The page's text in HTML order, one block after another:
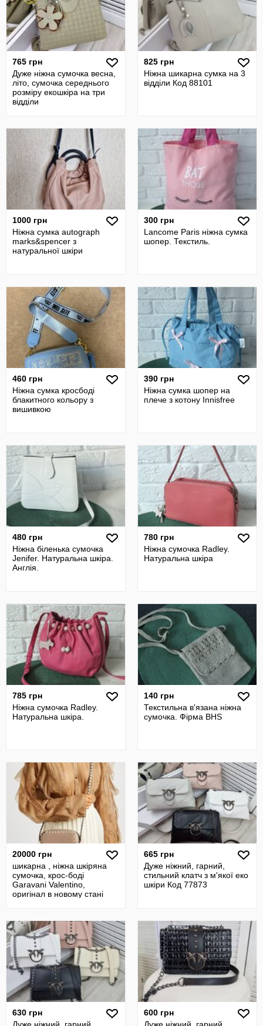
765 грн
Дуже ніжна сумочка весна,
літо, сумочка середнього
розміру екошкіра на три
відділи
825 грн
Ніжна шикарна сумка на 3
відділи Код 88101
1000 грн
Ніжна сумка autograph
marks&spencer з
натуральної шкіри
300 грн
Lancome Paris ніжна сумка
шопер. Текстиль.
460 грн
Ніжна сумка кросбоді
блакитного кольору з
вишивкою
390 грн
Ніжна сумка шопер на
плече з котону Innisfree
480 грн
Ніжна біленька сумочка
Jenifer. Натуральна шкіра.
Англія.
780 грн
Ніжна сумочка Radley.
Натуральна шкіра
785 грн
Ніжна сумочка Radley.
Натуральна шкіра.
140 грн
Текстильна в'язана ніжна
сумочка. Фірма BHS
20000 грн
шикарна , ніжна шкіряна
сумочка, крос-боді
Garavani Valentino,
оригінал в новому стані
665 грн
Дуже ніжний, гарний,
стильний клатч з м'якої еко
шкіри Код 77873
630 грн
600 грн